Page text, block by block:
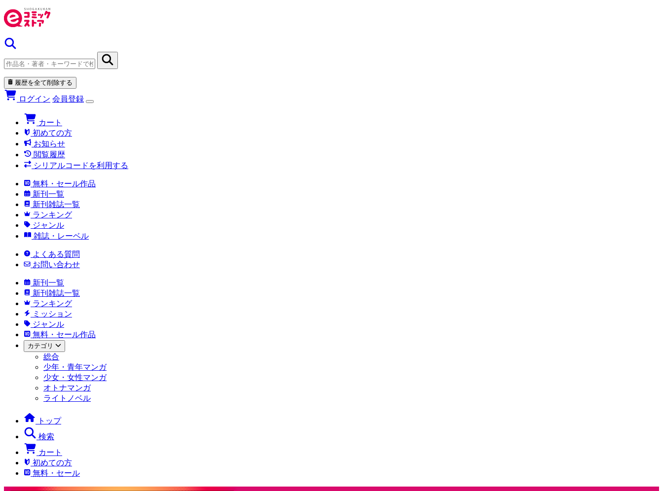
履歴を全て削除する
ログイン 会員登録
カート
初めての方
お知らせ
閲覧履歴
シリアルコードを利用する
無料・セール作品
新刊一覧
新刊雑誌一覧
ランキング
ジャンル
雑誌・レーベル
よくある質問
お問い合わせ
新刊一覧
新刊雑誌一覧
ランキング
ミッション
ジャンル
無料・セール作品
カテゴリ
総合
少年・青年マンガ
少女・女性マンガ
オトナマンガ
ライトノベル
トップ
検索
カート
初めての方
無料・セール